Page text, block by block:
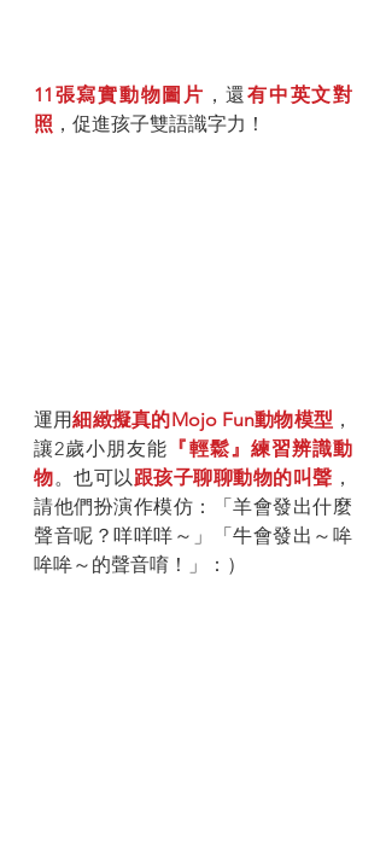
11張寫實動物圖片 ，還有中英文對
照 ，促進孩子雙語識字力！
運用細緻擬真的Mojo Fun動物模型 ，
讓2歲小朋友能 『輕鬆』練習辨識動
物。也可以跟孩子聊聊動物的叫聲 ，
請他們扮演作模仿：「羊會發出什麼
聲音呢？咩咩咩～」「牛會發出～哞
哞哞～的聲音唷！」：）